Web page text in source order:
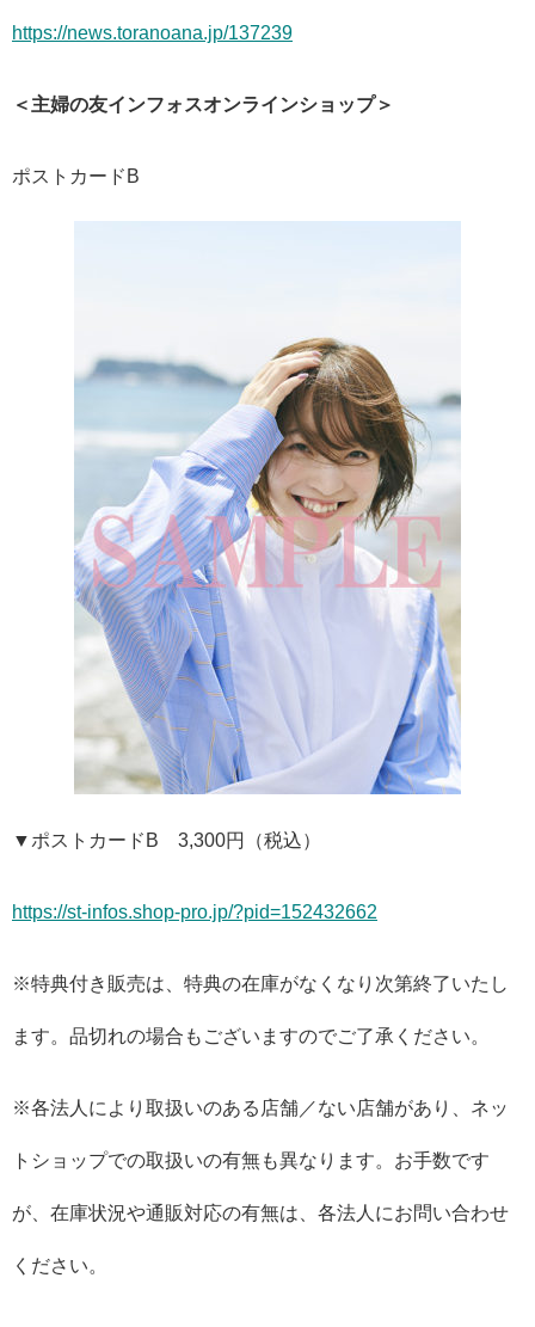
https://news.toranoana.jp/137239
＜主婦の友インフォスオンラインショップ＞
ポストカードB
▼ポストカードB 3,300円（税込）
https://st-infos.shop-pro.jp/?pid=152432662
※特典付き販売は、特典の在庫がなくなり次第終了いたし
ます。品切れの場合もございますのでご了承ください。
※各法人により取扱いのある店舗／ない店舗があり、ネッ
トショップでの取扱いの有無も異なります。お手数です
が、在庫状況や通販対応の有無は、各法人にお問い合わせ
ください。